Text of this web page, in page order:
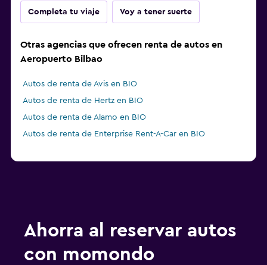
Completa tu viaje Voy a tener suerte
Otras agencias que ofrecen renta de autos en
Aeropuerto Bilbao
Autos de renta de Avis en BIO
Autos de renta de Hertz en BIO
Autos de renta de Alamo en BIO
Autos de renta de Enterprise Rent-A-Car en BIO
Ahorra al reservar autos
con momondo